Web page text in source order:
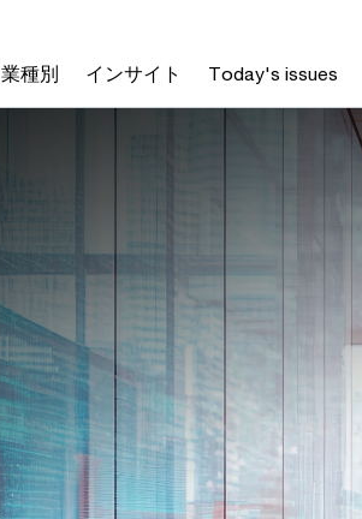
業種別 インサイト Today's issues